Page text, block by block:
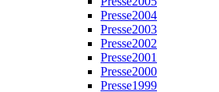
Presse2004
Presse2003
Presse2002
Presse2001
Presse2000
Presse1999